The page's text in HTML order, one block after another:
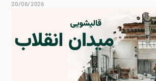
20/06/2026